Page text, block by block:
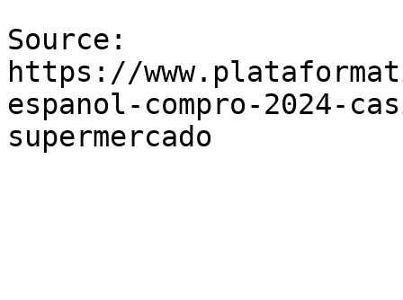
Source:
https://
espanol-compro-